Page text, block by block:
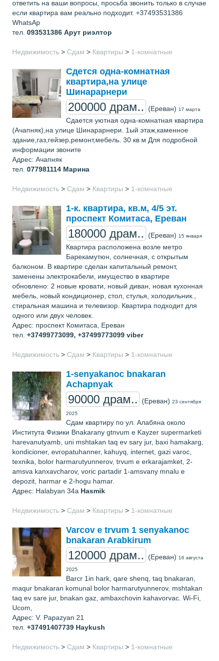
ответить на ваши вопросы, просьба звонить только в случае
если квартира вам реально подходит. +37493531386
WhatsAp
тел. 093531386 Арут риэлтор
Недвижимость > Сдам > Квартиры > 1-комнатные
Сдется одна-комнатная
квартира,на улице
Шинарарнери
200000 драм.. (Ереван) 17 марта
Сдается уютная одна-комнатная квартира
(Ачапняк),на улице Шинарарнери. 1ый этаж,каменное
здание,газ,гейзер,ремонт,мебель. 30 кв м Для подробной
информации звоните
Адрес: Ачапняк
тел. 077981114 Марина
Недвижимость > Сдам > Квартиры > 1-комнатные
1-к. квартира, кв.м, 4/5 эт.
проспект Комитаса, Ереван
180000 драм.. (Ереван) 15 января
Квартира расположена возле метро
Барекамутюн, солнечная, с открытым
балконом. В квартире сделан капитальный ремонт,
заменены электрокабели, имущество в квартире
обновлено: 2 новые кровати, новый диван, новая кухонная
мебель, новый кондиционер, стол, стулья, холодильник.,
стиральная машина и телевизор. Квартира подходит для
одного или двух человек.
Адрес: проспект Комитаса, Ереван
тел. +37499773099, +37499773099 viber
Недвижимость > Сдам > Квартиры > 1-комнатные
1-senyakanoc bnakaran
Achapnyak
90000 драм.. (Ереван) 23 сентября
2025
Сдам квартиру по ул. Алабяна около
Института Физики Bnakarany gtnvum e Kayzer supermarketi
harevanutyamb, uni mshtakan taq ev sary jur, baxi hamakarg,
kondicioner, evropatuhanner, kahuyq, internet, gazi varoc,
texnika, bolor harmarutyunnerov, trvum e erkarajamket, 2-
amsva kanxavcharov, voric partadir 1-amsvany mnalu e
depozit, harmar e 2-hogu hamar.
Адрес: Halabyan 34a Hasmik
Недвижимость > Сдам > Квартиры > 1-комнатные
Varcov e trvum 1 senyakanoc
bnakaran Arabkirum
120000 драм.. (Ереван) 16 августа
2025
Barcr 1in hark, qare shenq, taq bnakaran,
maqur bnakaran komunal bolor harmarutyunnerov, mshtakan
taq ev sare jur, bnakan gaz, ambaxchovin kahavorvac. Wi-Fi,
Ucom,
Адрес: V. Papazyan 21
тел. +37491407739 Haykush
Недвижимость > Сдам > Квартиры > 1-комнатные